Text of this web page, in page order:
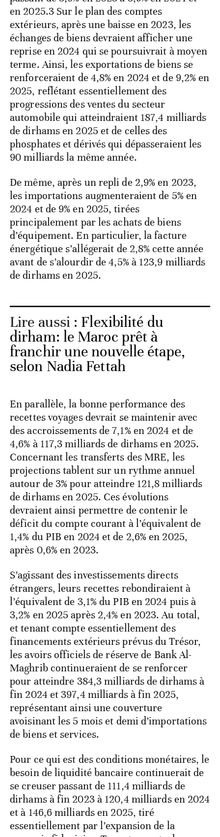
en 2025.3 Sur le plan des comptes
extérieurs, après une baisse en 2023, les
échanges de biens devraient afficher une
reprise en 2024 qui se poursuivrait à moyen
terme. Ainsi, les exportations de biens se
renforceraient de 4,8% en 2024 et de 9,2% en
2025, reflétant essentiellement des
progressions des ventes du secteur
automobile qui atteindraient 187,4 milliards
de dirhams en 2025 et de celles des
phosphates et dérivés qui dépasseraient les
90 milliards la même année.
De même, après un repli de 2,9% en 2023,
les importations augmenteraient de 5% en
2024 et de 9% en 2025, tirées
principalement par les achats de biens
d’équipement. En particulier, la facture
énergétique s’allégerait de 2,8% cette année
avant de s’alourdir de 4,5% à 123,9 milliards
de dirhams en 2025.
Lire aussi : Flexibilité du
dirham: le Maroc prêt à
franchir une nouvelle étape,
selon Nadia Fettah
En parallèle, la bonne performance des
recettes voyages devrait se maintenir avec
des accroissements de 7,1% en 2024 et de
4,6% à 117,3 milliards de dirhams en 2025.
Concernant les transferts des MRE, les
projections tablent sur un rythme annuel
autour de 3% pour atteindre 121,8 milliards
de dirhams en 2025. Ces évolutions
devraient ainsi permettre de contenir le
déficit du compte courant à l’équivalent de
1,4% du PIB en 2024 et de 2,6% en 2025,
après 0,6% en 2023.
S’agissant des investissements directs
étrangers, leurs recettes rebondiraient à
l’équivalent de 3,1% du PIB en 2024 puis à
3,2% en 2025 après 2,4% en 2023. Au total,
et tenant compte essentiellement des
financements extérieurs prévus du Trésor,
les avoirs officiels de réserve de Bank Al-
Maghrib continueraient de se renforcer
pour atteindre 384,3 milliards de dirhams à
fin 2024 et 397,4 milliards à fin 2025,
représentant ainsi une couverture
avoisinant les 5 mois et demi d’importations
de biens et services.
Pour ce qui est des conditions monétaires, le
besoin de liquidité bancaire continuerait de
se creuser passant de 111,4 milliards de
dirhams à fin 2023 à 120,4 milliards en 2024
et à 146,6 milliards en 2025, tiré
essentiellement par l’expansion de la